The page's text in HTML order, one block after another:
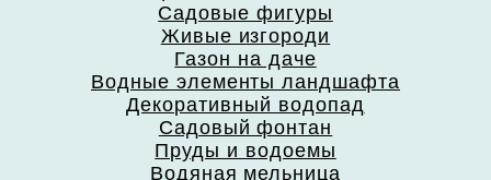
Садовые фигуры
Живые изгороди
Газон на даче
Водные элементы ландшафта
Декоративный водопад
Садовый фонтан
Пруды и водоемы
Водяная мельница